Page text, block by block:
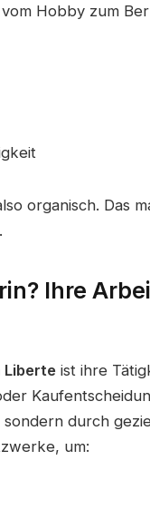
Hobby zum
organisch. Das
Ihre
Liberte ist ihre
sondern durch
um: